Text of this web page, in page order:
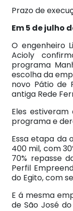
Prazo de
Em 5 de julho
O engenheiro
Acioly
programa
escolha da
novo Pátio de
antiga Rede
Eles
programa e
Essa etapa da
400 mil, com
70% repasse
Perfil
do Egito, com
E á mesma
de São José